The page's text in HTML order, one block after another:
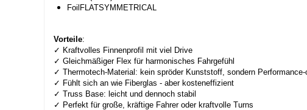
FoilFLATSYMMETRICAL
Vorteile:
✓ Kraftvolles Finnenprofil mit viel Drive
✓ Gleichmäßiger Flex für harmonisches Fahrgefühl
✓ Thermotech-Material: kein spröder Kunststoff, sondern
✓ Fühlt sich an wie Fiberglas - aber kosteneffizient
✓ Truss Base: leicht und dennoch stabil
✓ Perfekt für große, kräftige Fahrer oder kraftvolle Turns